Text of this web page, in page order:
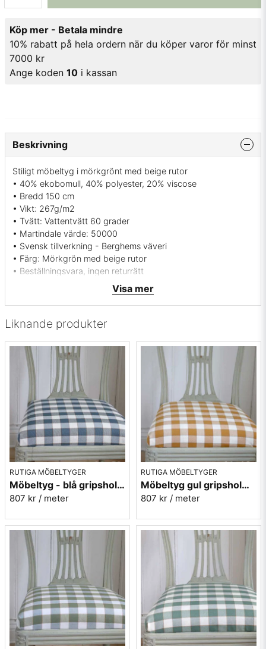
Köp mer - Betala mindre
10% rabatt på hela ordern när du köper varor för minst
7000 kr
Ange koden 10 i kassan
Liknande produkter
RUTIGA MÖBELTYGER
Möbeltyg - blå gripsholmsruta - Ekeby nr.50
807 kr / meter
RUTIGA MÖBELTYGER
Möbeltyg gul gripsholmsruta - Ekeby nr.10
807 kr / meter
Beskrivning
Stiligt möbeltyg i mörkgrönt med beige rutor
• 40% ekobomull, 40% polyester, 20% viscose
• Bredd 150 cm
• Vikt: 267g/m2
• Tvätt: Vattentvätt 60 grader
• Martindale värde: 50000
• Svensk tillverkning - Berghems väveri
• Färg: Mörkgrön med beige rutor
• Beställningsvara, ingen returrätt
• Mönsterbild: längsgående
• Rapportbredd: 10,2 cm
Vill du ha ett tygprov? maila mig på
Visa mer